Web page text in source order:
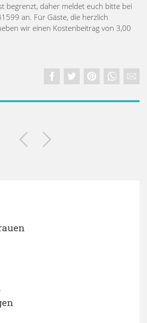
begrenzt, daher meldet euch bitte bei
an. Für Gäste, die herzlich
wir einen Kostenbeitrag von 3,00